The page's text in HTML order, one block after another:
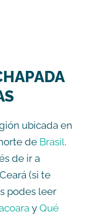
ubicada en
de Brasil.
de ir a
(si te
podes leer
y Qué